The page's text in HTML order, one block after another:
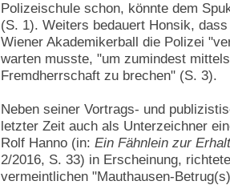
Polizeischule schon, könnte dem
(S. 1). Weiters bedauert Honsik,
Wiener Akademikerball die Polizei
warten musste, "um zumindest
Fremdherrschaft zu brechen" (S. 3).
Neben seiner Vortrags- und
letzter Zeit auch als Unterzeichner
Rolf Hanno (in: Ein Fähnlein zur
2/2016, S. 33) in Erscheinung,
vermeintlichen "Mauthausen-